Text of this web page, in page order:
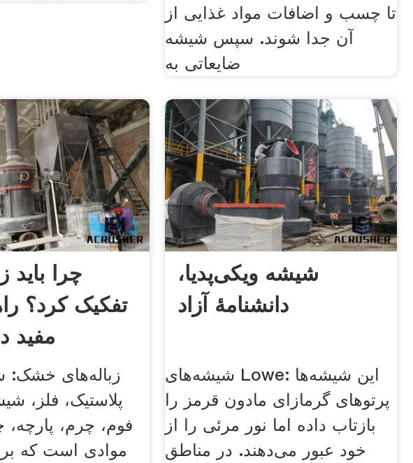
تا چسب و اضافات مواد غذایی از
آن جدا شوند. سپس شیشه
ضایعاتی به
چرا باید
تفکیک کرد؟
مفید
زباله‌های خشک:
پلاستیک، فلز،
فوم، چرم،
موادی است که
شیشه ویکی‌پدیا،
دانشنامهٔ آزاد
شیشه‌های Lowe: این شیشه‌ها
پرتوهای گرمازای مادون قرمز را
بازتاب داده اما نور مرئی را از
خود عبور می‌دهند. در مناطق